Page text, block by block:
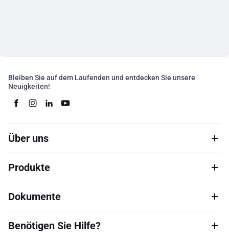
Bleiben Sie auf dem Laufenden und entdecken Sie unsere
Neuigkeiten!
Über uns
Produkte
Dokumente
Benötigen Sie Hilfe?